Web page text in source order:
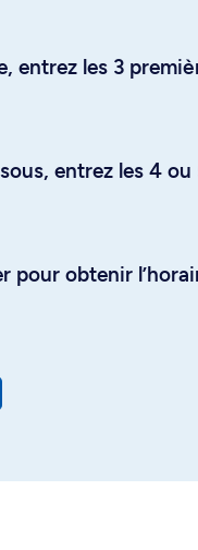
entrez les 3
entrez les 4
pour obtenir